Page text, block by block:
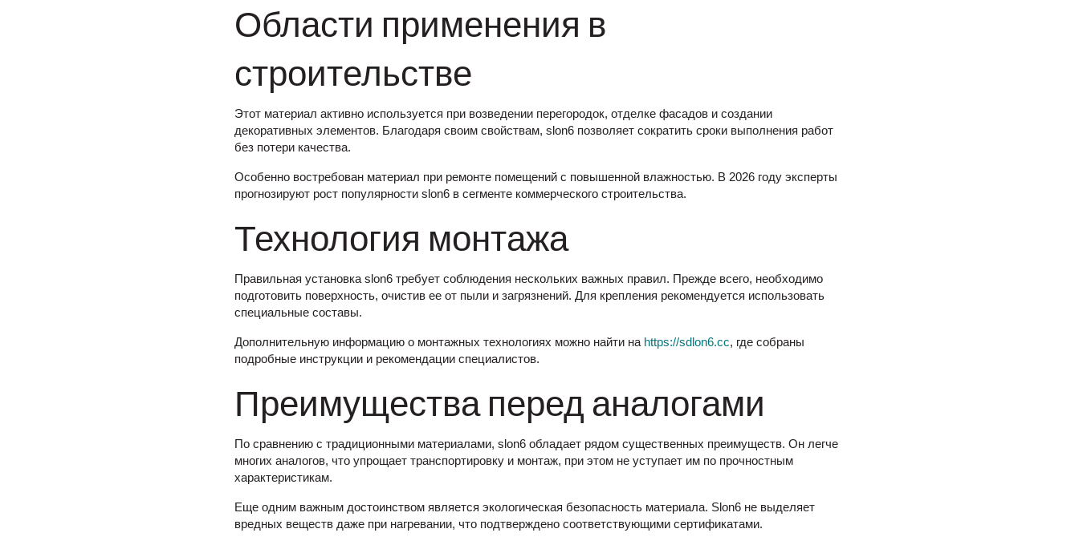
Области применения в
строительстве
Этот материал активно используется при возведении перегородок, отделке фасадов и создании
декоративных элементов. Благодаря своим свойствам, slon6 позволяет сократить сроки выполнения работ
без потери качества.
Особенно востребован материал при ремонте помещений с повышенной влажностью. В 2026 году эксперты
прогнозируют рост популярности slon6 в сегменте коммерческого строительства.
Технология монтажа
Правильная установка slon6 требует соблюдения нескольких важных правил. Прежде всего, необходимо
подготовить поверхность, очистив ее от пыли и загрязнений. Для крепления рекомендуется использовать
специальные составы.
Дополнительную информацию о монтажных технологиях можно найти на https://sdlon6.cc, где собраны
подробные инструкции и рекомендации специалистов.
Преимущества перед аналогами
По сравнению с традиционными материалами, slon6 обладает рядом существенных преимуществ. Он легче
многих аналогов, что упрощает транспортировку и монтаж, при этом не уступает им по прочностным
характеристикам.
Еще одним важным достоинством является экологическая безопасность материала. Slon6 не выделяет
вредных веществ даже при нагревании, что подтверждено соответствующими сертификатами.